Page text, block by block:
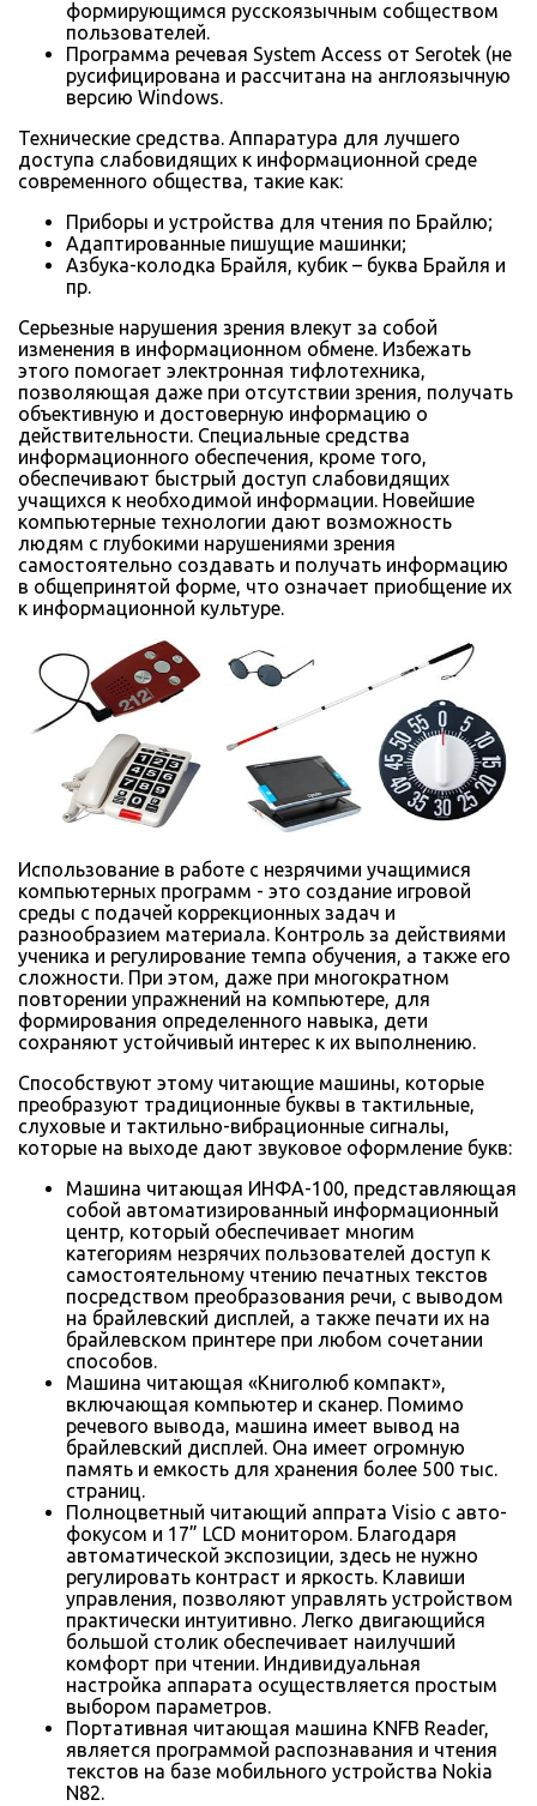
формирующимся русскоязычным собществом
пользователей.
Программа речевая System Access от Serotek (не
русифицирована и рассчитана на англоязычную
версию Windows.
Технические средства. Аппаратура для лучшего
доступа слабовидящих к информационной среде
современного общества, такие как:
Приборы и устройства для чтения по Брайлю;
Адаптированные пишущие машинки;
Азбука-колодка Брайля, кубик – буква Брайля и
пр.
Серьезные нарушения зрения влекут за собой
изменения в информационном обмене. Избежать
этого помогает электронная тифлотехника,
позволяющая даже при отсутствии зрения, получать
объективную и достоверную информацию о
действительности. Специальные средства
информационного обеспечения, кроме того,
обеспечивают быстрый доступ слабовидящих
учащихся к необходимой информации. Новейшие
компьютерные технологии дают возможность
людям с глубокими нарушениями зрения
самостоятельно создавать и получать информацию
в общепринятой форме, что означает приобщение их
к информационной культуре.
Использование в работе с незрячими учащимися
компьютерных программ - это создание игровой
среды с подачей коррекционных задач и
разнообразием материала. Контроль за действиями
ученика и регулирование темпа обучения, а также его
сложности. При этом, даже при многократном
повторении упражнений на компьютере, для
формирования определенного навыка, дети
сохраняют устойчивый интерес к их выполнению.
Способствуют этому читающие машины, которые
преобразуют традиционные буквы в тактильные,
слуховые и тактильно-вибрационные сигналы,
которые на выходе дают звуковое оформление букв:
Машина читающая ИНФА-100, представляющая
собой автоматизированный информационный
центр, который обеспечивает многим
категориям незрячих пользователей доступ к
самостоятельному чтению печатных текстов
посредством преобразования речи, с выводом
на брайлевский дисплей, а также печати их на
брайлевском принтере при любом сочетании
способов.
Машина читающая «Книголюб компакт»,
включающая компьютер и сканер. Помимо
речевого вывода, машина имеет вывод на
брайлевский дисплей. Она имеет огромную
память и емкость для хранения более 500 тыс.
страниц.
Полноцветный читающий аппрата Visio с авто-
фокусом и 17” LCD монитором. Благодаря
автоматической экспозиции, здесь не нужно
регулировать контраст и яркость. Клавиши
управления, позволяют управлять устройством
практически интуитивно. Легко двигающийся
большой столик обеспечивает наилучший
комфорт при чтении. Индивидуальная
настройка аппарата осуществляется простым
выбором параметров.
Портативная читающая машина KNFB Reader,
является программой распознавания и чтения
текстов на базе мобильного устройства Nokia
N82.